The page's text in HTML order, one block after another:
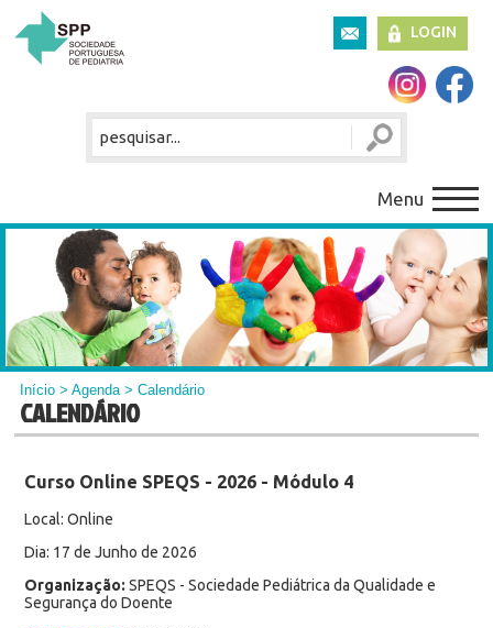
LOGIN
Menu
Início >Agenda> Calendário
CALENDÁRIO
Curso Online SPEQS - 2026 - Módulo 4
Local: Online
Dia: 17 de Junho de 2026
Organização: SPEQS - Sociedade Pediátrica da Qualidade e
Segurança do Doente